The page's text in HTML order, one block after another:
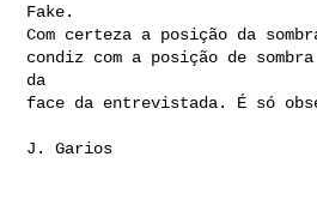
Fake.
Com certeza a posição da
condiz com a posição de sombra
da
face da entrevistada. É só
J. Garios